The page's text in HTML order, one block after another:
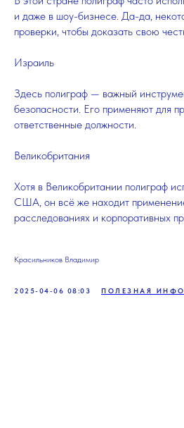
и даже в шоу-бизнесе. Да-да,
проверки, чтобы доказать свою
Израиль
Здесь полиграф — важный
безопасности. Его применяют для
ответственные должности.
Великобритания
Хотя в Великобритании полиграф
США, он всё же находит
расследованиях и корпоративных
Красильников Владимир
2025-04-06 08:03 ПОЛЕЗНАЯ